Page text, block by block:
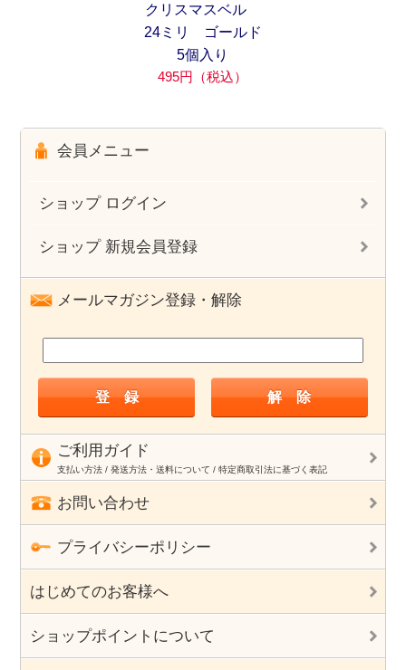
クリスマスベル
24ミリ ゴールド
5個入り
495円（税込）
会員メニュー
ショップ ログイン
ショップ 新規会員登録
メールマガジン登録・解除
ご利用ガイド
支払い方法 / 発送方法・送料について / 特定商取引法に基づく表記
お問い合わせ
プライバシーポリシー
はじめてのお客様へ
ショップポイントについて